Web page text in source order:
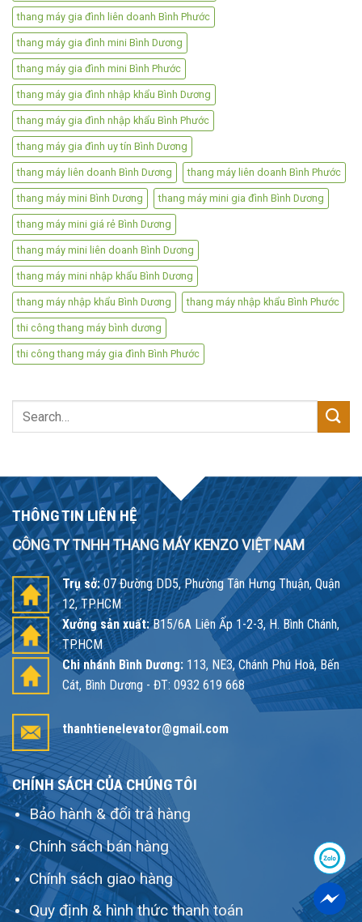
thang máy gia đình liên doanh Bình Phước
thang máy gia đình mini Bình Dương
thang máy gia đình mini Bình Phước
thang máy gia đình nhập khẩu Bình Dương
thang máy gia đình nhập khẩu Bình Phước
thang máy gia đình uy tín Bình Dương
thang máy liên doanh Bình Dương thang máy liên doanh Bình Phước
thang máy mini Bình Dương thang máy mini gia đình Bình Dương
thang máy mini giá rẻ Bình Dương
thang máy mini liên doanh Bình Dương
thang máy mini nhập khẩu Bình Dương
thang máy nhập khẩu Bình Dương thang máy nhập khẩu Bình Phước
thi công thang máy bình dương
thi công thang máy gia đình Bình Phước
Search
THÔNG TIN LIÊN HỆ
CÔNG TY TNHH THANG MÁY KENZO VIỆT NAM
Trụ sở:07 Đường DD5, Phường Tân Hưng Thuận, Quận
12, TP.HCM
Xưởng sản xuất:B15/6A Liên Ấp 1-2-3, H. Bình Chánh,
TP.HCM
Chi nhánh Bình Dương: 113, NE3, Chánh Phú Hoà, Bến
Cát, Bình Dương - ĐT: 0932 619 668
thanhtienelevator@gmail.com
CHÍNH SÁCH CỦA CHÚNG TÔI
Bảo hành & đổi trả hàng
Chính sách bán hàng
Chính sách giao hàng
Quy định & hình thức thanh toán